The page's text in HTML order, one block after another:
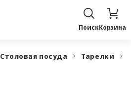
ПоискКорзина
Столовая посуда Тарелки